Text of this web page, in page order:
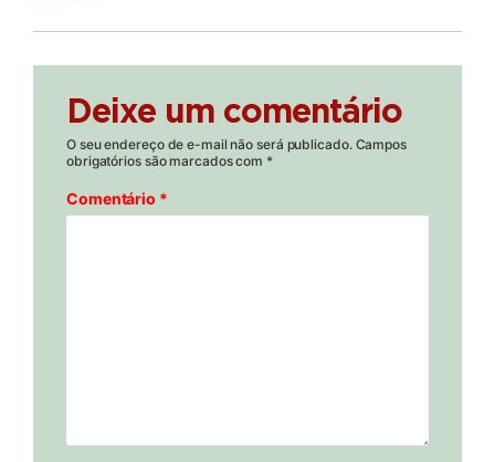
Deixe um comentário
O seu endereço de e-mail não será publicado. Campos
obrigatórios são marcados com *
Comentário *